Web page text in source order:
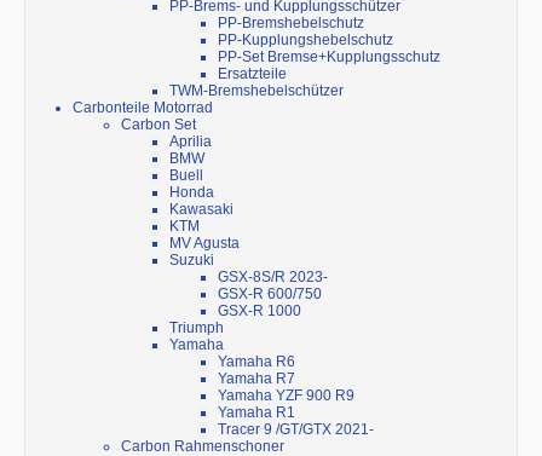
PP-Brems- und Kupplungsschützer
PP-Bremshebelschutz
PP-Kupplungshebelschutz
PP-Set Bremse+Kupplungsschutz
Ersatzteile
TWM-Bremshebelschützer
Carbonteile Motorrad
Carbon Set
Aprilia
BMW
Buell
Honda
Kawasaki
KTM
MV Agusta
Suzuki
GSX-8S/R 2023-
GSX-R 600/750
GSX-R 1000
Triumph
Yamaha
Yamaha R6
Yamaha R7
Yamaha YZF 900 R9
Yamaha R1
Tracer 9 /GT/GTX 2021-
Carbon Rahmenschoner